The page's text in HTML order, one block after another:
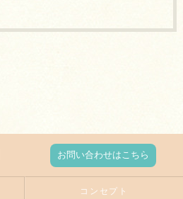
お問い合わせはこちら
コンセプト